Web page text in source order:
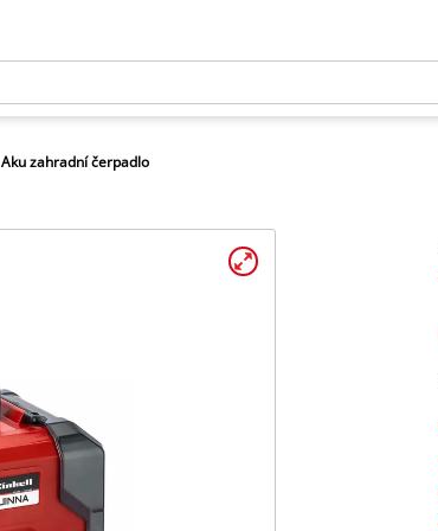
Aku zahradní čerpadlo